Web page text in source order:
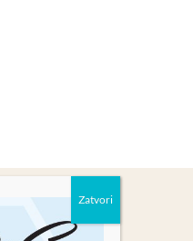
Minerali d.o.o